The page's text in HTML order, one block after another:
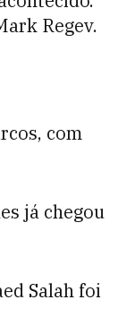
Regev.
com
já chegou
Salah foi